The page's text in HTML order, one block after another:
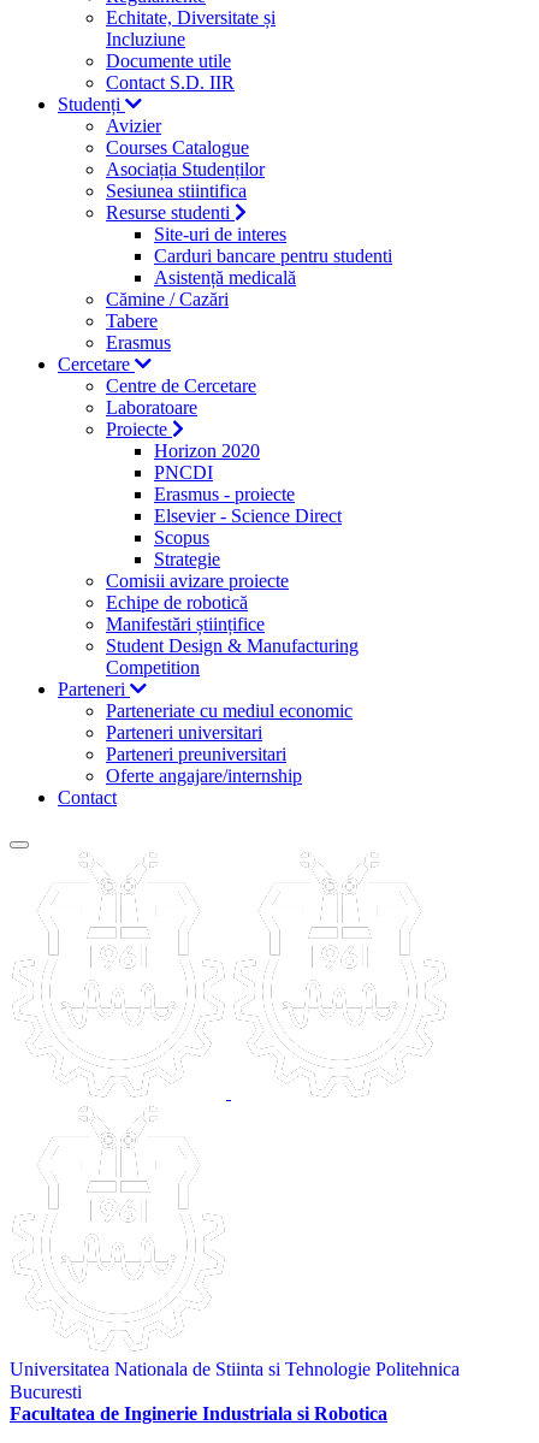
Echitate, Diversitate și
Incluziune
Documente utile
Contact S.D. IIR
Studenți
Avizier
Courses Catalogue
Asociația Studenților
Sesiunea stiintifica
Resurse studenti
Site-uri de interes
Carduri bancare pentru studenti
Asistență medicală
Cămine / Cazări
Tabere
Erasmus
Cercetare
Centre de Cercetare
Laboratoare
Proiecte
Horizon 2020
PNCDI
Erasmus - proiecte
Elsevier - Science Direct
Scopus
Strategie
Comisii avizare proiecte
Echipe de robotică
Manifestări științifice
Student Design & Manufacturing
Competition
Parteneri
Parteneriate cu mediul economic
Parteneri universitari
Parteneri preuniversitari
Oferte angajare/internship
Contact
Universitatea Nationala de Stiinta si Tehnologie Politehnica
Bucuresti
Facultatea de Inginerie Industriala si Robotica